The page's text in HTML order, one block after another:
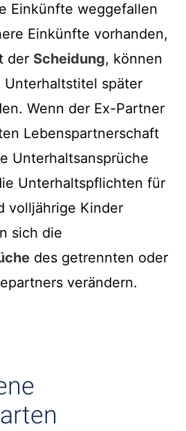
Einkünfte weggefallen
Einkünfte vorhanden,
der Scheidung, können
Unterhaltstitel später
Wenn der Ex-Partner
Lebenspartnerschaft
Unterhaltsansprüche
Unterhaltspflichten für
volljährige Kinder
sich die
des getrennten oder
verändern.